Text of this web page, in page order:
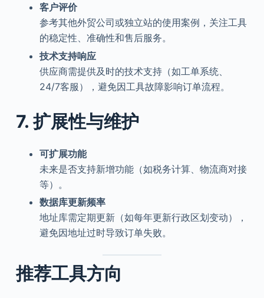
客户评价
参考其他外贸公司或独立站的使用案例，关注工具
的稳定性、准确性和售后服务。
技术支持响应
供应商需提供及时的技术支持（如工单系统、
24/7客服），避免因工具故障影响订单流程。
7. 扩展性与维护
可扩展功能
未来是否支持新增功能（如税务计算、物流商对接
等）。
数据库更新频率
地址库需定期更新（如每年更新行政区划变动），
避免因地址过时导致订单失败。
推荐工具方向